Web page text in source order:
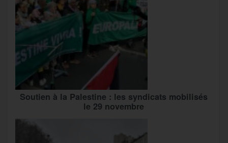
Soutien à la Palestine : les syndicats mobilisés
le 29 novembre